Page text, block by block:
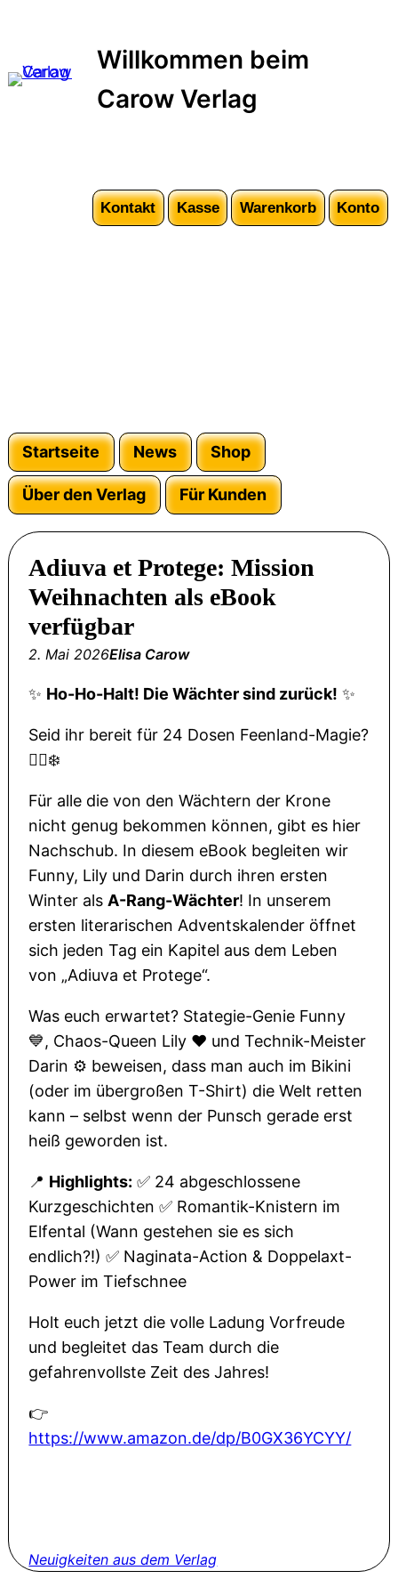
springen
Willkommen beim
Carow Verlag
Kontakt Kasse Warenkorb Konto
Startseite News Shop
Über den Verlag Für Kunden
Adiuva et Protege: Mission
Weihnachten als eBook
verfügbar
2. Mai 2026Elisa Carow
✨ Ho-Ho-Halt! Die Wächter sind zurück! ✨
Seid ihr bereit für 24 Dosen Feenland-Magie?
🧚‍♂️❄️
Für alle die von den Wächtern der Krone
nicht genug bekommen können, gibt es hier
Nachschub. In diesem eBook begleiten wir
Funny, Lily und Darin durch ihren ersten
Winter als A-Rang-Wächter! In unserem
ersten literarischen Adventskalender öffnet
sich jeden Tag ein Kapitel aus dem Leben
von „Adiuva et Protege“.
Was euch erwartet? Stategie-Genie Funny
💙, Chaos-Queen Lily ❤️ und Technik-Meister
Darin ⚙️ beweisen, dass man auch im Bikini
(oder im übergroßen T-Shirt) die Welt retten
kann – selbst wenn der Punsch gerade erst
heiß geworden ist.
📍 Highlights: ✅ 24 abgeschlossene
Kurzgeschichten ✅ Romantik-Knistern im
Elfental (Wann gestehen sie es sich
endlich?!) ✅ Naginata-Action & Doppelaxt-
Power im Tiefschnee
Holt euch jetzt die volle Ladung Vorfreude
und begleitet das Team durch die
gefahrenvollste Zeit des Jahres!
👉
https://www.amazon.de/dp/B0GX36YCYY/
Neuigkeiten aus dem Verlag